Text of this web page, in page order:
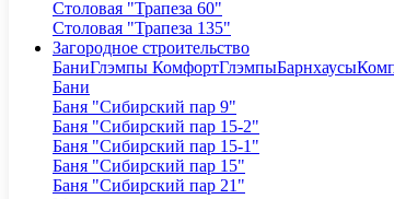
Столовая "Трапеза 60"
Столовая "Трапеза 135"
Загородное строительство
БаниГлэмпы КомфортГлэмпыБарнхаусы
Бани
Баня "Сибирский пар 9"
Баня "Сибирский пар 15-2"
Баня "Сибирский пар 15-1"
Баня "Сибирский пар 15"
Баня "Сибирский пар 21"